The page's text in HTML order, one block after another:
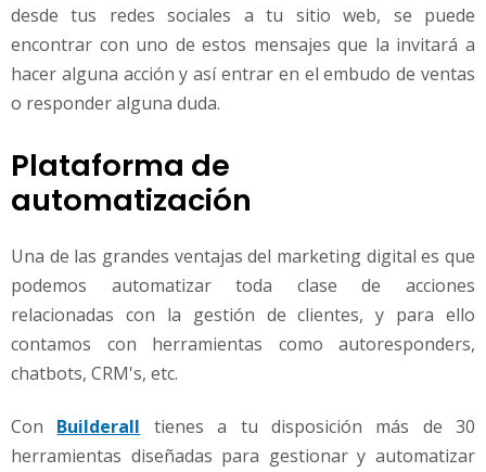
desde tus redes sociales a tu sitio web, se puede
encontrar con uno de estos mensajes que la invitará a
hacer alguna acción y así entrar en el embudo de ventas
o responder alguna duda.
Plataforma de
automatización
Una de las grandes ventajas del marketing digital es que
podemos automatizar toda clase de acciones
relacionadas con la gestión de clientes, y para ello
contamos con herramientas como autoresponders,
chatbots, CRM's, etc.
Con Builderall tienes a tu disposición más de 30
herramientas diseñadas para gestionar y automatizar